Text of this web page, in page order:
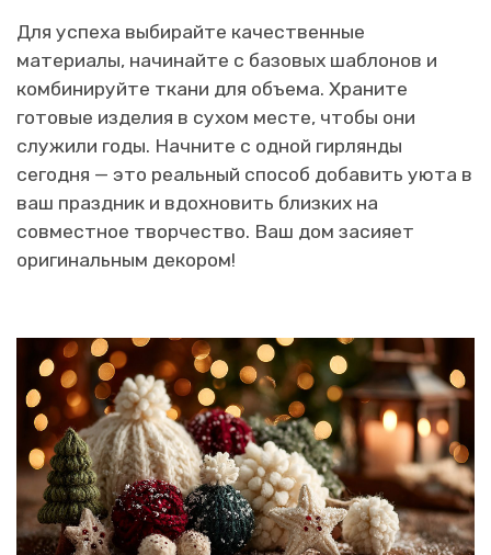
Для успеха выбирайте качественные
материалы, начинайте с базовых шаблонов и
комбинируйте ткани для объема. Храните
готовые изделия в сухом месте, чтобы они
служили годы. Начните с одной гирлянды
сегодня — это реальный способ добавить уюта в
ваш праздник и вдохновить близких на
совместное творчество. Ваш дом засияет
оригинальным декором!